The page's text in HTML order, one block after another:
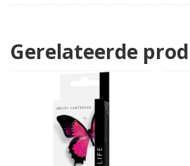
Gerelateerde